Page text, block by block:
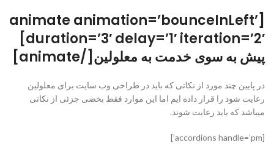
[animate animation=’bounceInLeft’
duration=’3′ delay=’1′ iteration=’2′]
پیش به سوی خدمت به معلولین[/animate]
در پایین چند مورد از نکاتی که باید در طراحی وب سایت برای معلولین
رعایت شود را قرار داده ایم اما این موارد فقط بخضی جزئی از نکاتی
میباشد که باید رعایت شوند.
[accordions handle=’pm’]